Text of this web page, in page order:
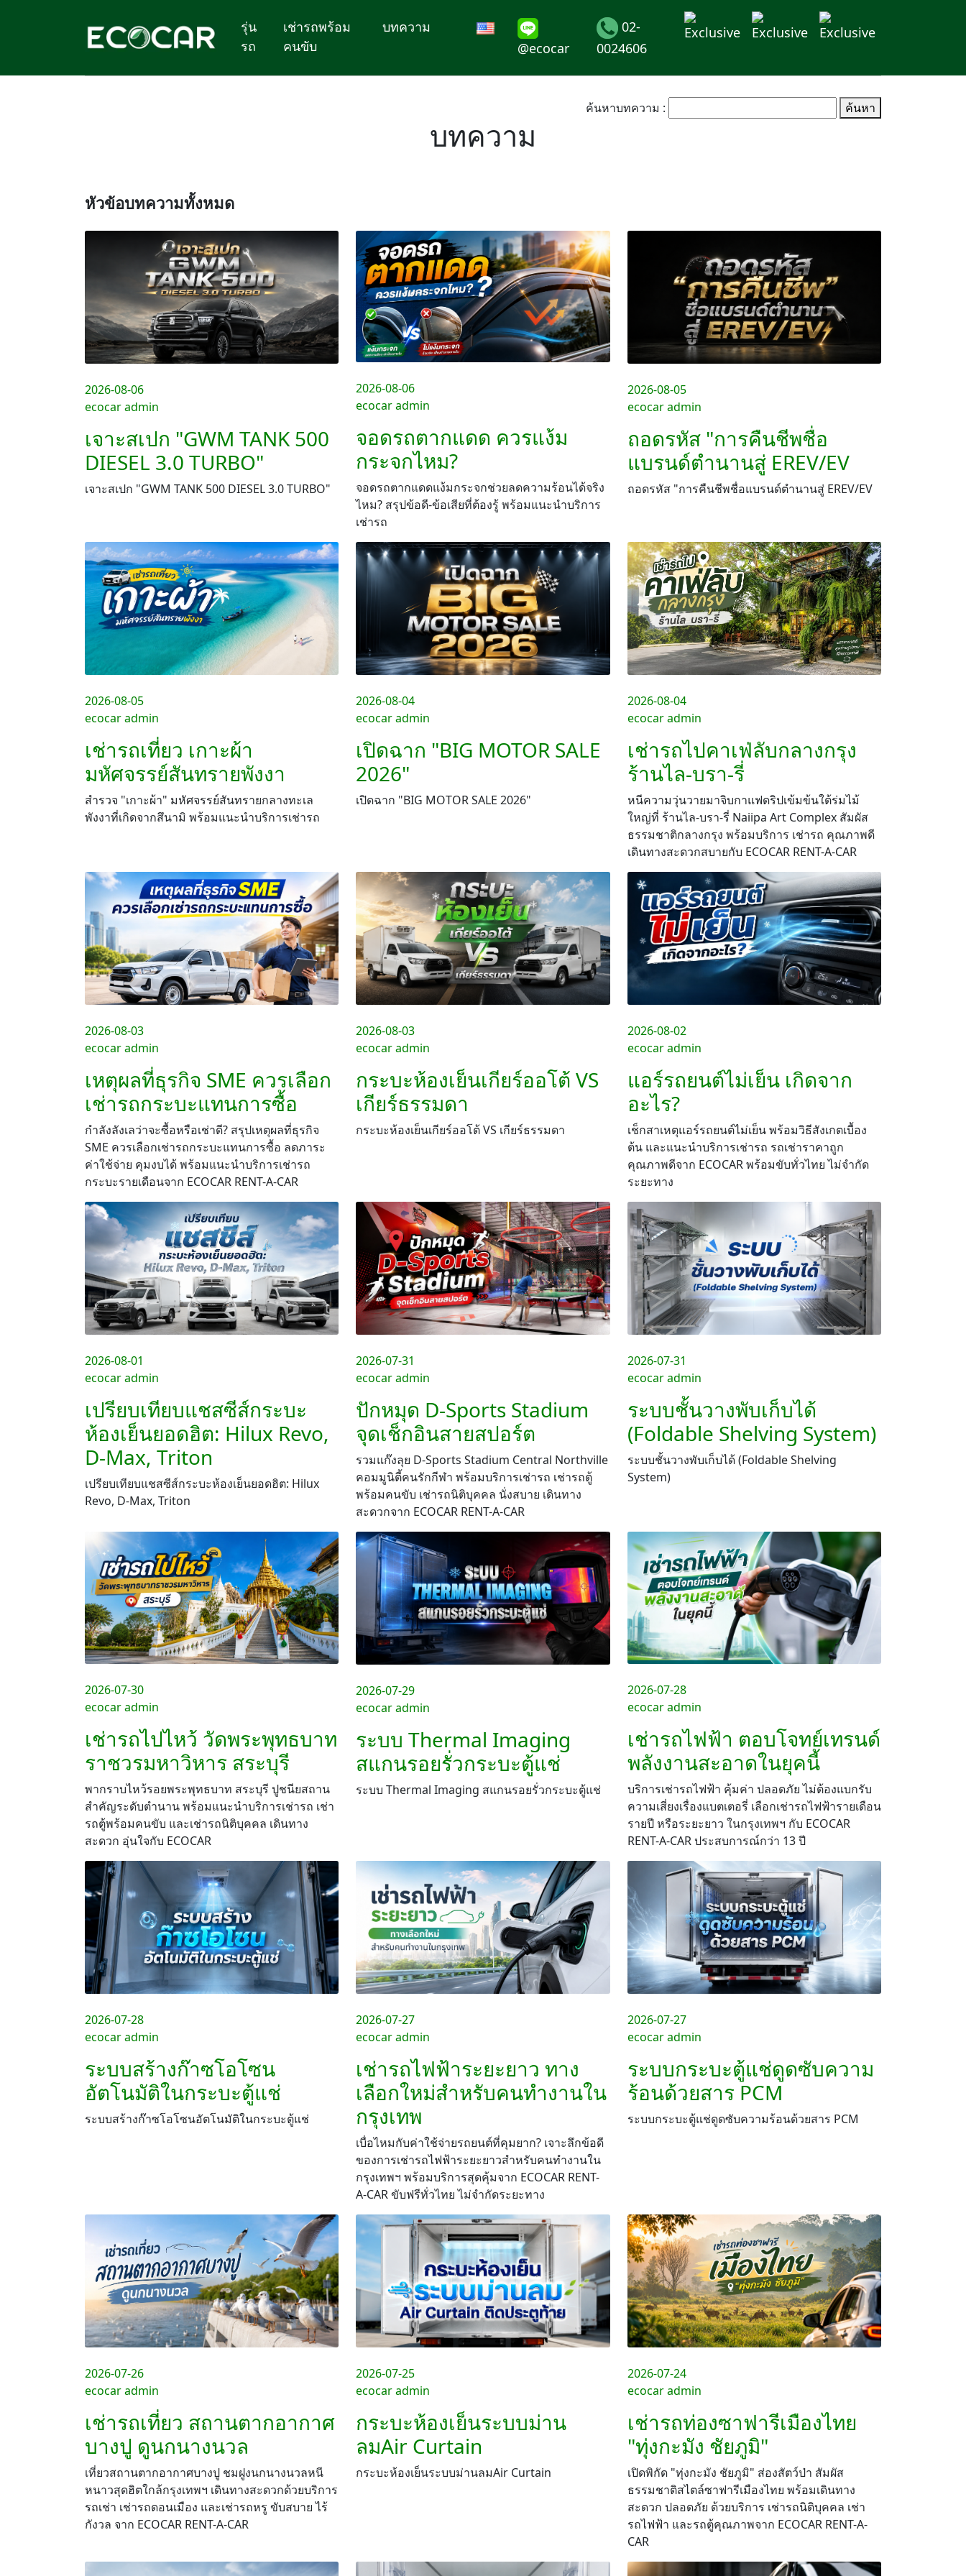
รุ่น
รถ
เช่ารถพร้อม
คนขับ
บทความ
@ecocar
02-
0024606
ค้นหาบทความ : ค้นหา
บทความ
หัวข้อบทความทั้งหมด
2026-08-06
ecocar admin
เจาะสเปก "GWM TANK 500
DIESEL 3.0 TURBO"
เจาะสเปก "GWM TANK 500 DIESEL 3.0 TURBO"
2026-08-06
ecocar admin
จอดรถตากแดด ควรแง้ม
กระจกไหม?
จอดรถตากแดดแง้มกระจกช่วยลดความร้อนได้จริง
ไหม? สรุปข้อดี-ข้อเสียที่ต้องรู้ พร้อมแนะนำบริการ
เช่ารถ
2026-08-05
ecocar admin
ถอดรหัส "การคืนชีพชื่อ
แบรนด์ตำนานสู่ EREV/EV
ถอดรหัส "การคืนชีพชื่อแบรนด์ตำนานสู่ EREV/EV
2026-08-05
ecocar admin
เช่ารถเที่ยว เกาะผ้า
มหัศจรรย์สันทรายพังงา
สำรวจ "เกาะผ้า" มหัศจรรย์สันทรายกลางทะเล
พังงาที่เกิดจากสึนามิ พร้อมแนะนำบริการเช่ารถ
2026-08-04
ecocar admin
เปิดฉาก "BIG MOTOR SALE
2026"
เปิดฉาก "BIG MOTOR SALE 2026"
2026-08-04
ecocar admin
เช่ารถไปคาเฟ่ลับกลางกรุง
ร้านไล-บรา-รี่
หนีความวุ่นวายมาจิบกาแฟดริปเข้มข้นใต้ร่มไม้
ใหญ่ที่ ร้านไล-บรา-รี่ Naiipa Art Complex สัมผัส
ธรรมชาติกลางกรุง พร้อมบริการ เช่ารถ คุณภาพดี
เดินทางสะดวกสบายกับ ECOCAR RENT-A-CAR
2026-08-03
ecocar admin
เหตุผลที่ธุรกิจ SME ควรเลือก
เช่ารถกระบะแทนการซื้อ
กำลังลังเลว่าจะซื้อหรือเช่าดี? สรุปเหตุผลที่ธุรกิจ
SME ควรเลือกเช่ารถกระบะแทนการซื้อ ลดภาระ
ค่าใช้จ่าย คุมงบได้ พร้อมแนะนำบริการเช่ารถ
กระบะรายเดือนจาก ECOCAR RENT-A-CAR
2026-08-03
ecocar admin
กระบะห้องเย็นเกียร์ออโต้ VS
เกียร์ธรรมดา
กระบะห้องเย็นเกียร์ออโต้ VS เกียร์ธรรมดา
2026-08-02
ecocar admin
แอร์รถยนต์ไม่เย็น เกิดจาก
อะไร?
เช็กสาเหตุแอร์รถยนต์ไม่เย็น พร้อมวิธีสังเกตเบื้อง
ต้น และแนะนำบริการเช่ารถ รถเช่าราคาถูก
คุณภาพดีจาก ECOCAR พร้อมขับทั่วไทย ไม่จำกัด
ระยะทาง
2026-08-01
ecocar admin
เปรียบเทียบแชสซีส์กระบะ
ห้องเย็นยอดฮิต: Hilux Revo,
D-Max, Triton
เปรียบเทียบแชสซีส์กระบะห้องเย็นยอดฮิต: Hilux
Revo, D-Max, Triton
2026-07-31
ecocar admin
ปักหมุด D-Sports Stadium
จุดเช็กอินสายสปอร์ต
รวมแก๊งลุย D-Sports Stadium Central Northville
คอมมูนิตี้คนรักกีฬา พร้อมบริการเช่ารถ เช่ารถตู้
พร้อมคนขับ เช่ารถนิติบุคคล นั่งสบาย เดินทาง
สะดวกจาก ECOCAR RENT-A-CAR
2026-07-31
ecocar admin
ระบบชั้นวางพับเก็บได้
(Foldable Shelving System)
ระบบชั้นวางพับเก็บได้ (Foldable Shelving
System)
2026-07-30
ecocar admin
เช่ารถไปไหว้ วัดพระพุทธบาท
ราชวรมหาวิหาร สระบุรี
พากราบไหว้รอยพระพุทธบาท สระบุรี ปูชนียสถาน
สำคัญระดับตำนาน พร้อมแนะนำบริการเช่ารถ เช่า
รถตู้พร้อมคนขับ และเช่ารถนิติบุคคล เดินทาง
สะดวก อุ่นใจกับ ECOCAR
2026-07-29
ecocar admin
ระบบ Thermal Imaging
สแกนรอยรั่วกระบะตู้แช่
ระบบ Thermal Imaging สแกนรอยรั่วกระบะตู้แช่
2026-07-28
ecocar admin
เช่ารถไฟฟ้า ตอบโจทย์เทรนด์
พลังงานสะอาดในยุคนี้
บริการเช่ารถไฟฟ้า คุ้มค่า ปลอดภัย ไม่ต้องแบกรับ
ความเสี่ยงเรื่องแบตเตอรี่ เลือกเช่ารถไฟฟ้ารายเดือน
รายปี หรือระยะยาว ในกรุงเทพฯ กับ ECOCAR
RENT-A-CAR ประสบการณ์กว่า 13 ปี
2026-07-28
ecocar admin
ระบบสร้างก๊าซโอโซน
อัตโนมัติในกระบะตู้แช่
ระบบสร้างก๊าซโอโซนอัตโนมัติในกระบะตู้แช่
2026-07-27
ecocar admin
เช่ารถไฟฟ้าระยะยาว ทาง
เลือกใหม่สำหรับคนทำงานใน
กรุงเทพ
เบื่อไหมกับค่าใช้จ่ายรถยนต์ที่คุมยาก? เจาะลึกข้อดี
ของการเช่ารถไฟฟ้าระยะยาวสำหรับคนทำงานใน
กรุงเทพฯ พร้อมบริการสุดคุ้มจาก ECOCAR RENT-
A-CAR ขับฟรีทั่วไทย ไม่จำกัดระยะทาง
2026-07-27
ecocar admin
ระบบกระบะตู้แช่ดูดซับความ
ร้อนด้วยสาร PCM
ระบบกระบะตู้แช่ดูดซับความร้อนด้วยสาร PCM
2026-07-26
ecocar admin
เช่ารถเที่ยว สถานตากอากาศ
บางปู ดูนกนางนวล
เที่ยวสถานตากอากาศบางปู ชมฝูงนกนางนวลหนี
หนาวสุดฮิตใกล้กรุงเทพฯ เดินทางสะดวกด้วยบริการ
รถเช่า เช่ารถดอนเมือง และเช่ารถหรู ขับสบาย ไร้
กังวล จาก ECOCAR RENT-A-CAR
2026-07-25
ecocar admin
กระบะห้องเย็นระบบม่าน
ลมAir Curtain
กระบะห้องเย็นระบบม่านลมAir Curtain
2026-07-24
ecocar admin
เช่ารถท่องซาฟารีเมืองไทย
"ทุ่งกะมัง ชัยภูมิ"
เปิดพิกัด "ทุ่งกะมัง ชัยภูมิ" ส่องสัตว์ป่า สัมผัส
ธรรมชาติสไตล์ซาฟารีเมืองไทย พร้อมเดินทาง
สะดวก ปลอดภัย ด้วยบริการ เช่ารถนิติบุคคล เช่า
รถไฟฟ้า และรถตู้คุณภาพจาก ECOCAR RENT-A-
CAR